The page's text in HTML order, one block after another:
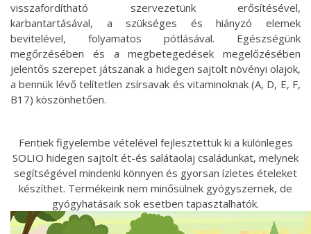
visszafordítható szervezetünk erősítésével,
karbantartásával, a szükséges és hiányzó elemek
bevitelével, folyamatos pótlásával. Egészségünk
megőrzésében és a megbetegedések megelőzésében
jelentős szerepet játszanak a hidegen sajtolt növényi olajok,
a bennük lévő telítetlen zsírsavak és vitaminoknak (A, D, E, F,
B17) köszönhetően.
Fentiek figyelembe vételével fejlesztettük ki a különleges
SOLIO hidegen sajtolt ét-és salátaolaj családunkat, melynek
segítségével mindenki könnyen és gyorsan ízletes ételeket
készíthet. Termékeink nem minősülnek gyógyszernek, de
gyógyhatásaik sok esetben tapasztalhatók.